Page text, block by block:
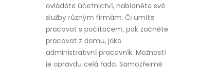
ovládáte účetnictví, nabídněte své
služby různým firmám. Či umíte
pracovat s počítačem, pak začněte
pracovat z domu, jako
administrativní pracovník. Možností
je opravdu celá řada. Samozřejmě